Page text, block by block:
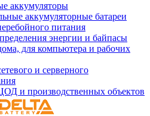
аккумуляторы
аккумуляторные батареи
питания
энергии и байпасы
для компьютера и рабочих
и серверного
и производственных объектов